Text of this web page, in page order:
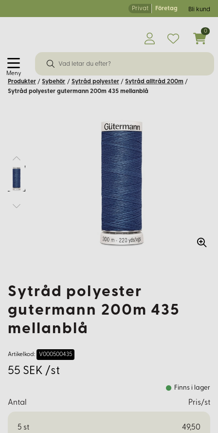
Privat Företag Bli kund
Meny
0
Produkter / Sybehör / Sytråd polyester / Sytråd alltråd 200m /
Sytråd polyester gutermann 200m 435 mellanblå
Sytråd polyester
gutermann 200m 435
mellanblå
Artikelkod: V000500435
55 SEK /st
Finns i lager
Antal Pris/st
5 st 49,50